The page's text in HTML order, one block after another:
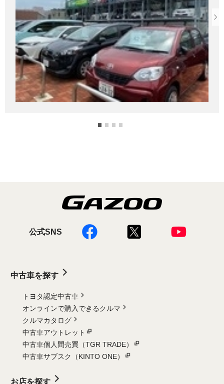
公式SNS
中古車を探す
トヨタ認定中古車
オンラインで購入できるクルマ
クルマカタログ
中古車アウトレット
中古車個人間売買（TGR TRADE）
中古車サブスク（KINTO ONE）
お店を探す